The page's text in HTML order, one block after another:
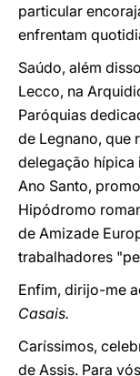
particular
enfrentam
Saúdo, além
Lecco, na
Paróquias
de Legnano, que
delegação hípica
Ano Santo,
Hipódromo
de Amizade
trabalhadores
Enfim, dirijo-me
Casais.
Caríssimos,
de Assis. Para